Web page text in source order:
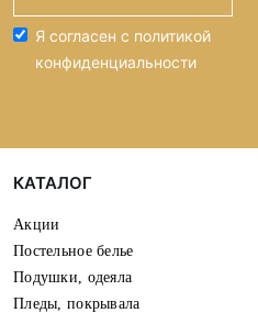
Я согласен с политикой
конфиденциальности
КАТАЛОГ
Акции
Постельное белье
Подушки, одеяла
Пледы, покрывала